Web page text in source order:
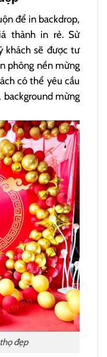
để in backdrop,
thành in rẻ. Sử
khách sẽ được tư
phông nền mừng
có thể yêu cầu
background mừng
đẹp